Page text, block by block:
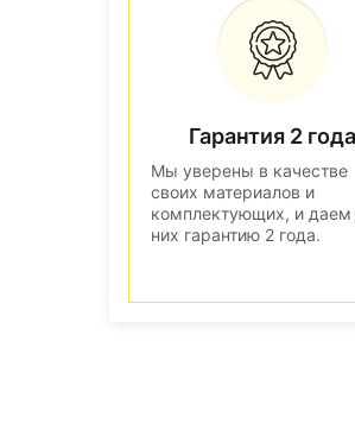
Гарантия 2 года
Мы уверены в качестве
своих материалов и
комплектующих, и даем
них гарантию 2 года.